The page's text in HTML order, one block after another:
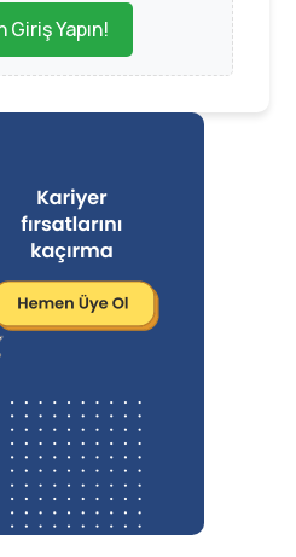
Giriş Yapın!